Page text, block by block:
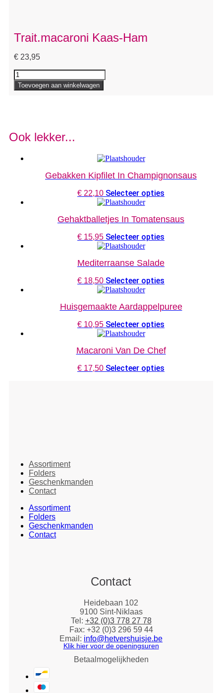
Trait.macaroni Kaas-Ham
€ 23,95
Trait.macaroni
Kaas-
Ham
Toevoegen aan winkelwagen
Ook lekker...
Gebakken Kipfilet In Champignonsaus
€ 22,10 Selecteer opties
Gehaktballetjes In Tomatensaus
€ 15,95 Selecteer opties
Mediterraanse Salade
€ 18,50 Selecteer opties
Huisgemaakte Aardappelpuree
€ 10,95 Selecteer opties
Macaroni Van De Chef
€ 17,50 Selecteer opties
Assortiment
Folders
Geschenkmanden
Contact
Assortiment
Folders
Geschenkmanden
Contact
Contact
Heidebaan 102
9100 Sint-Niklaas
Tel: +32 (0)3 778 27 78
Fax: +32 (0)3 296 59 44
Email: info@hetvershuisje.be
Klik hier voor de openingsuren
Betaalmogelijkheden